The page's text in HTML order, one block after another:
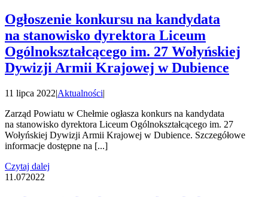
Ogłoszenie konkursu na kandydata
na stanowisko dyrektora Liceum
Ogólnokształcącego im. 27 Wołyńskiej
Dywizji Armii Krajowej w Dubience
11 lipca 2022|Aktualności|
Zarząd Powiatu w Chełmie ogłasza konkurs na kandydata
na stanowisko dyrektora Liceum Ogólnokształcącego im. 27
Wołyńskiej Dywizji Armii Krajowej w Dubience. Szczegółowe
informacje dostępne na [...]
Czytaj dalej
11.072022